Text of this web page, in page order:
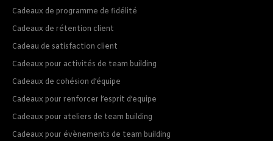
Cadeaux de programme de fidélité
Cadeaux de rétention client
Cadeau de satisfaction client
Cadeaux pour activités de team building
Cadeaux de cohésion d’équipe
Cadeaux pour renforcer l’esprit d’equipe
Cadeaux pour ateliers de team building
Cadeaux pour évènements de team building